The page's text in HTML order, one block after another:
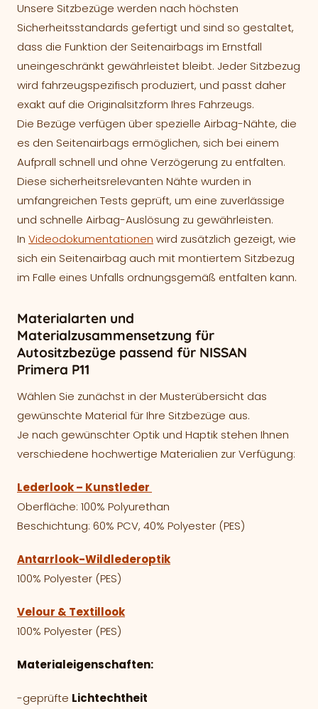
Unsere Sitzbezüge werden nach höchsten
Sicherheitsstandards gefertigt und sind so gestaltet,
dass die Funktion der Seitenairbags im Ernstfall
uneingeschränkt gewährleistet bleibt. Jeder Sitzbezug
wird fahrzeugspezifisch produziert, und passt daher
exakt auf die Originalsitzform Ihres Fahrzeugs.
Die Bezüge verfügen über spezielle Airbag-Nähte, die
es den Seitenairbags ermöglichen, sich bei einem
Aufprall schnell und ohne Verzögerung zu entfalten.
Diese sicherheitsrelevanten Nähte wurden in
umfangreichen Tests geprüft, um eine zuverlässige
und schnelle Airbag-Auslösung zu gewährleisten.
In Videodokumentationen wird zusätzlich gezeigt, wie
sich ein Seitenairbag auch mit montiertem Sitzbezug
im Falle eines Unfalls ordnungsgemäß entfalten kann.
Materialarten und
Materialzusammensetzung für
Autositzbezüge passend für NISSAN
Primera P11
Wählen Sie zunächst in der Musterübersicht das
gewünschte Material für Ihre Sitzbezüge aus.
Je nach gewünschter Optik und Haptik stehen Ihnen
verschiedene hochwertige Materialien zur Verfügung:
Lederlook – Kunstleder
Oberfläche: 100% Polyurethan
Beschichtung: 60% PCV, 40% Polyester (PES)
Antarrlook-Wildlederoptik
100% Polyester (PES)
Velour & Textillook
100% Polyester (PES)
Materialeigenschaften:
-geprüfte Lichtechtheit